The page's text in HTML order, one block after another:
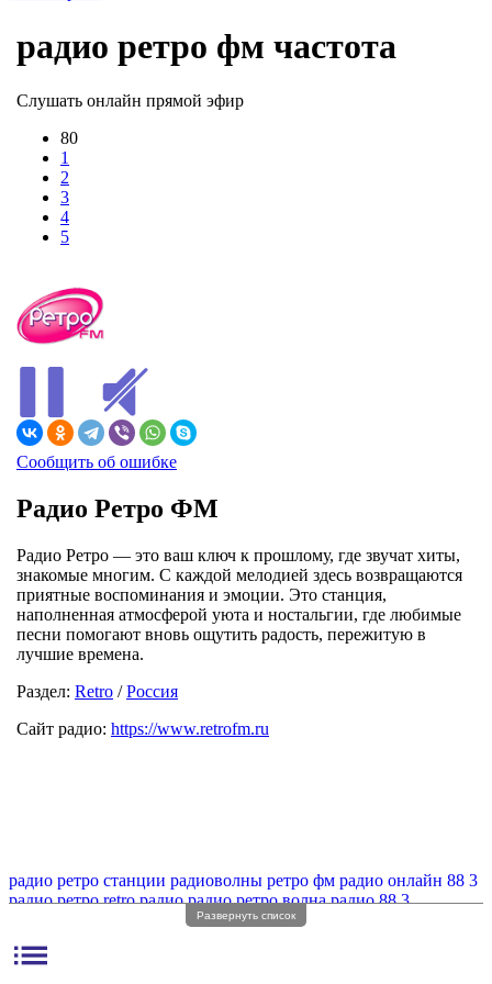
радио ретро фм частота
Слушать онлайн прямой эфир
80
1
2
3
4
5
Сообщить об ошибке
Радио Ретро ФМ
Радио Ретро — это ваш ключ к прошлому, где звучат хиты,
знакомые многим. С каждой мелодией здесь возвращаются
приятные воспоминания и эмоции. Это станция,
наполненная атмосферой уюта и ностальгии, где любимые
песни помогают вновь ощутить радость, пережитую в
лучшие времена.
Раздел: Retro /Россия
Сайт радио: https://www.retrofm.ru
радио ретро станции радиоволны ретро фм радио онлайн 88 3
радио ретро retro радио радио ретро волна радио 88 3
радио ретро без рекламы
радио ретро частота
Развернуть список
list